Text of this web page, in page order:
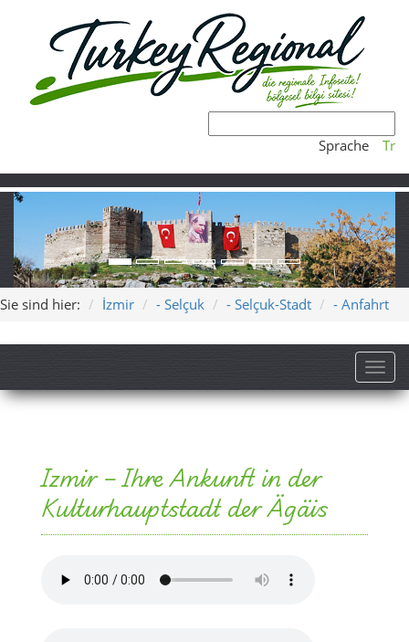
Sprache Tr
Sie sind hier: İzmir - Selçuk - Selçuk-Stadt - Anfahrt
Izmir – Ihre Ankunft in der
Kulturhauptstadt der Ägäis